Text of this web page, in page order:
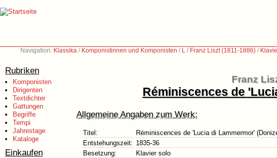
Navigation: Klassika / Komponistinnen und Komponisten / L / Franz Liszt (1811-1886) /
Rubriken
Komponisten
Dirigenten
Textdichter
Gattungen
Begriffe
Tempi
Jahrestage
Kataloge
Einkaufen
Franz
Réminiscences de
Allgemeine Angaben zum Werk:
Titel:
Réminiscences de 'Lucia di Lammermor'
Entstehungszeit: 1835-36
Besetzung:
Klavier solo